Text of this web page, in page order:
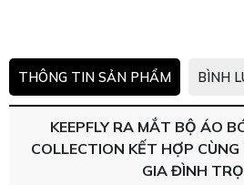
THÔNG TIN SẢN PHẨM BÌNH
KEEPFLY RA MẮT BỘ ÁO
COLLECTION KẾT HỢP
GIA ĐÌNH